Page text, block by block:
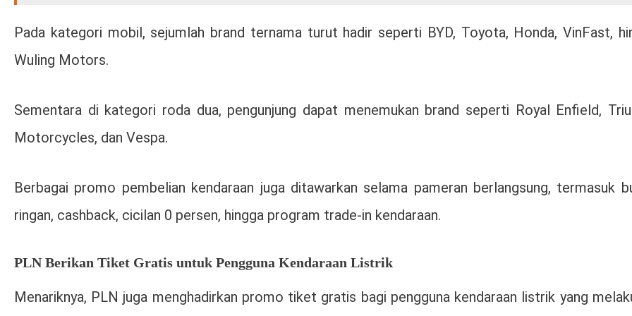
Pada kategori mobil, sejumlah brand ternama turut hadir seperti BYD, Toyota, Honda,VinFast,
Wuling Motors.
Sementara di kategori roda dua, pengunjung dapat menemukan brand seperti Royal Enfield,
Motorcycles, dan Vespa.
Berbagai promo pembelian kendaraan juga ditawarkan selama pameran berlangsung, termasuk
ringan, cashback, cicilan 0 persen, hingga program trade-in kendaraan.
PLN Berikan Tiket Gratis untuk Pengguna Kendaraan Listrik
Menariknya, PLN juga menghadirkan promo tiket gratis bagi pengguna kendaraan listrik yang